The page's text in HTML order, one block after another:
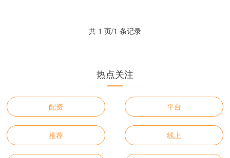
共 1 页/1 条记录
热点关注
配资 平台
推荐 线上